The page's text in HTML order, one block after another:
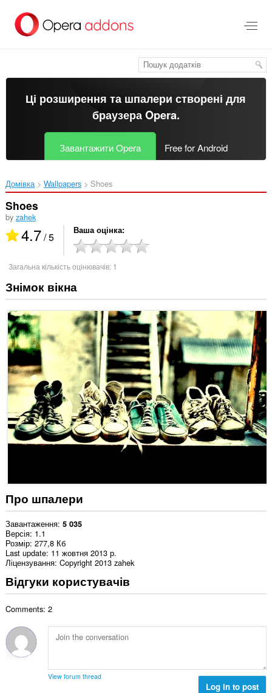
основного
Ці розширення та шпалери створені для
браузера Opera.
Завантажити Opera Free for Android
Домівка Wallpapers Shoes‎
Shoes
by zahek
4.7/ 5 Ваша оцінка
Загальна кількість оцінювачів: 1
Знімок вікна
Про шпалери
Завантаження 5 035
Версія 1.1
Розмір 277,8 Кб
Last update 11 жовтня 2013 р.
Ліцензування Copyright 2013 zahek
Відгуки користувачів
Comments: 2
View forum thread
Log in to post